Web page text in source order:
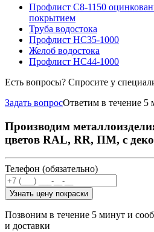
Профлист С8-1150
покрытием
Труба водостока
Профлист НС35-1000
Желоб водостока
Профлист НС44-1000
Есть вопросы? Спросите у
Задать вопросОтветим в течение 5
Производим
цветов RAL, RR, ПМ, с
Телефон (обязательно)
Узнать цену покраски
Позвоним в течение 5 минут и
и доставки